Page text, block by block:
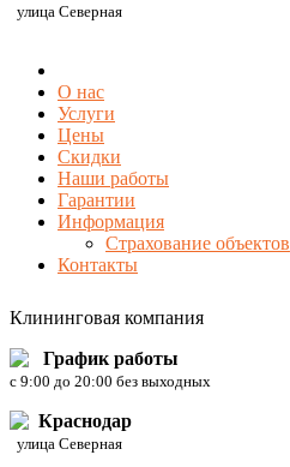
улица Северная
О нас
Услуги
Цены
Скидки
Наши работы
Гарантии
Информация
Страхование объектов
Контакты
Клининговая компания
График работы
c 9:00 до 20:00 без выходных
Краснодар
улица Северная